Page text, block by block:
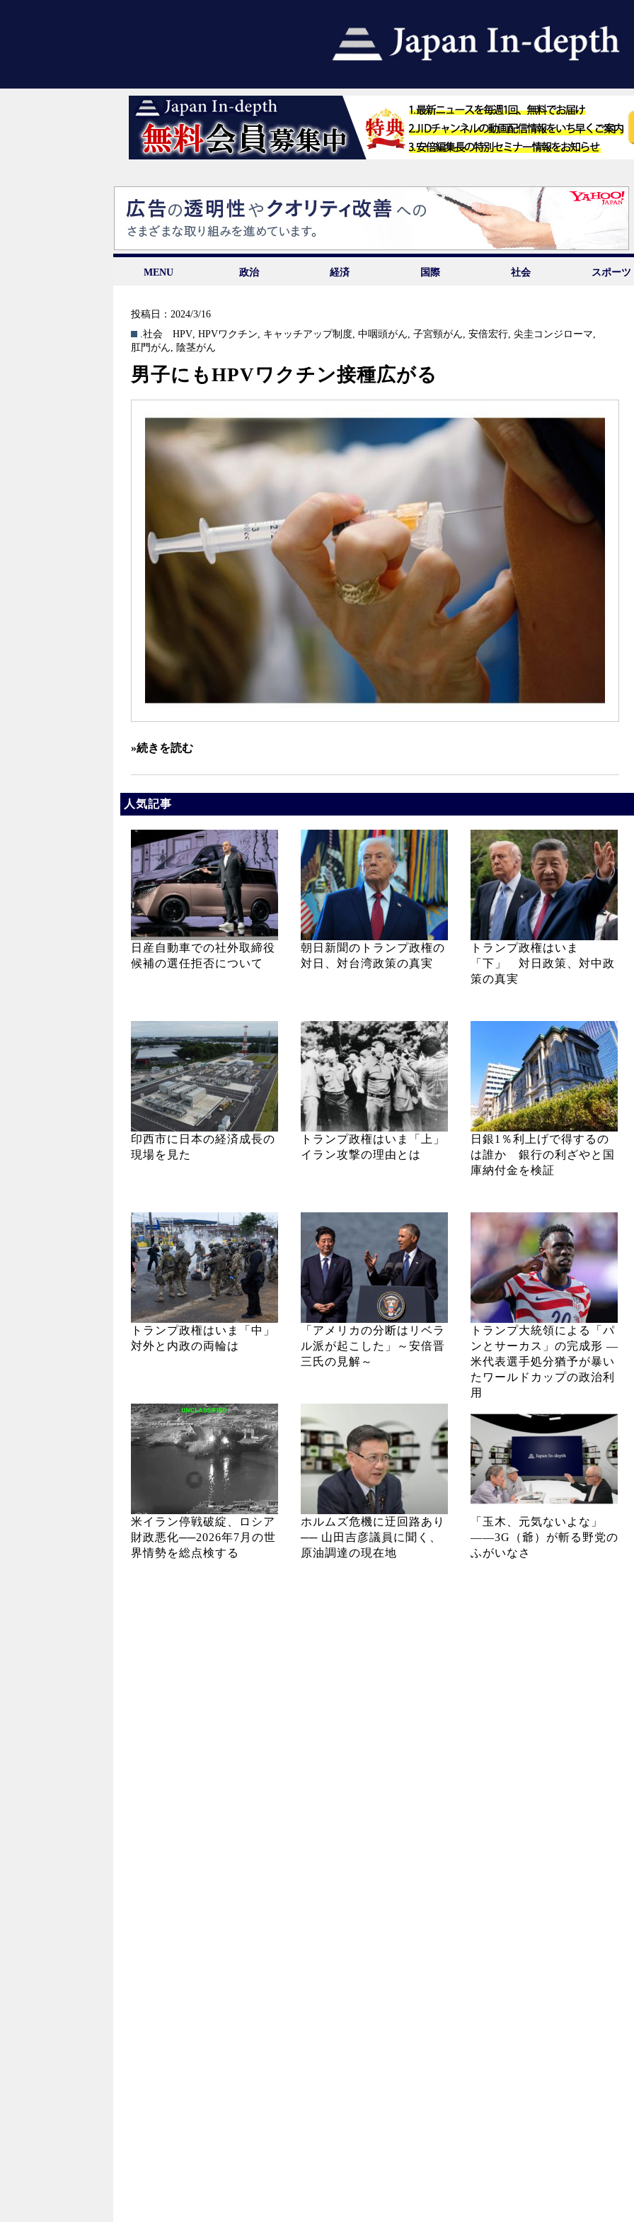
MENU 政治 経済 国際 社会 スポーツ
投稿日：2024/3/16
.社会
HPV,HPVワクチン, キャッチアップ制度,中咽頭がん,子宮頸がん,安倍宏行,尖圭コンジローマ,
肛門がん, 陰茎がん
男子にもHPVワクチン接種広がる
»続きを読む
人気記事
日産自動車での社外取締役
候補の選任拒否について
朝日新聞のトランプ政権の
対日、対台湾政策の真実
トランプ政権はいま
「下」 対日政策、対中政
策の真実
印西市に日本の経済成長の
現場を見た
トランプ政権はいま「上」
イラン攻撃の理由とは
日銀1％利上げで得するの
は誰か 銀行の利ざやと国
庫納付金を検証
トランプ政権はいま「中」
対外と内政の両輪は
「アメリカの分断はリベラ
ル派が起こした」～安倍晋
三氏の見解～
トランプ大統領による「パ
ンとサーカス」の完成形 ―
米代表選手処分猶予が暴い
たワールドカップの政治利
用
米イラン停戦破綻、ロシア
財政悪化──2026年7月の世
界情勢を総点検する
ホルムズ危機に迂回路あり
── 山田吉彦議員に聞く、
原油調達の現在地
「玉木、元気ないよな」
――3G（爺）が斬る野党の
ふがいなさ